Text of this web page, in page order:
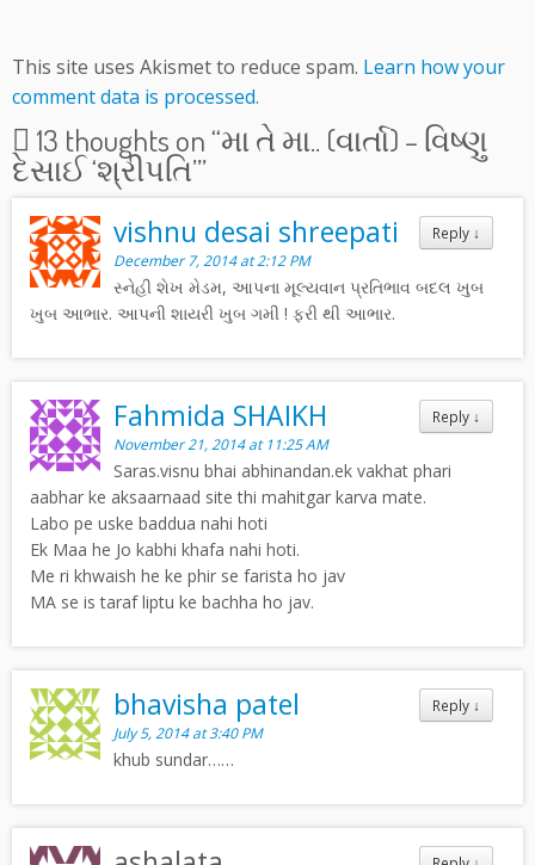
This site uses Akismet to reduce spam. Learn how your
comment data is processed.
13 thoughts on “મા તે મા.. (વાર્તા) – વિષ્ણુ
દેસાઈ ‘શ્રીપતિ’”
Reply ↓
vishnu desai shreepati
December 7, 2014 at 2:12 PM
સ્નેહી શેખ મેડમ, આપના મૂલ્યવાન પ્રતિભાવ બદલ ખુબ
ખુબ આભાર. આપની શાયરી ખુબ ગમી ! ફરી થી આભાર.
Reply ↓
Fahmida SHAIKH
November 21, 2014 at 11:25 AM
Saras.visnu bhai abhinandan.ek vakhat phari
aabhar ke aksaarnaad site thi mahitgar karva mate.
Labo pe uske baddua nahi hoti
Ek Maa he Jo kabhi khafa nahi hoti.
Me ri khwaish he ke phir se farista ho jav
MA se is taraf liptu ke bachha ho jav.
Reply ↓
bhavisha patel
July 5, 2014 at 3:40 PM
khub sundar……